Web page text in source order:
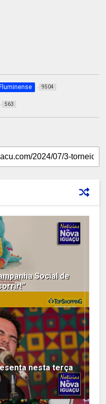
9504
563
Social de
nesta terça